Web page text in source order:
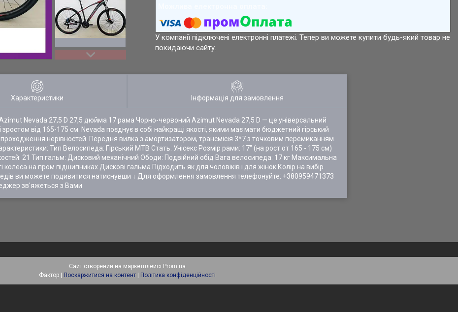
У компанії підключені електронні платежі. Тепер ви можете купити будь-який товар не
покидаючи сайту.
Характеристики Інформація для замовлення
Azimut Nevada 27,5 D 27,5 дюйма 17 рама Чорно-червоний Azimut Nevada 27,5 D — це універсальний
від 165-175 см. Nevada поєднує в собі найкращі якості, якими має мати бюджетний гірський
нерівностей. Передня вилка з амортизатором, трансмісія 3*7 з точковим перемиканням.
Тип Велосипеда: Гірський МТВ Стать: Унісекс Розмір рами: 17" (на рост от 165 - 175 см)
21 Тип гальм: Дисковий механічний Ободи: Подвійний обід Вага велосипеда: 17 кг Максимальна
на пром підшипниках Дискові гальма Підходить як для чоловіків і для жінок Колір на вибір
ви можете подивитися натиснувши ↓ Для оформлення замовлення телефонуйте: +380959471373
зв'яжеться з Вами
Сайт створений на маркетплейсі Prom.ua
Поскаржитися на контент Політика конфіденційності